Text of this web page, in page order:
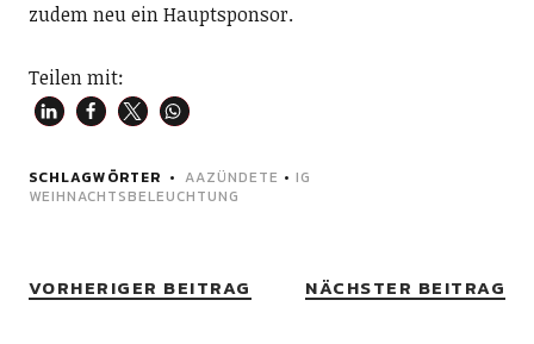
zudem neu ein Hauptsponsor.
Teilen mit:
SCHLAGWÖRTER AAZÜNDETE • IG
WEIHNACHTSBELEUCHTUNG
VORHERIGER BEITRAG NÄCHSTER BEITRAG